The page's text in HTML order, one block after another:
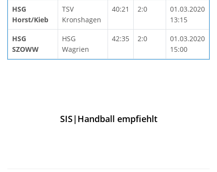
HSG
Horst/Kieb
TSV
Kronshagen
40:21 2:0
01.03.2020
13:15
HSG
SZOWW
HSG
Wagrien
42:35 2:0
01.03.2020
15:00
SIS|Handball empfiehlt